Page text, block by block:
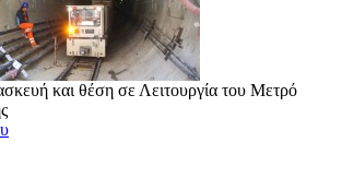
και θέση σε Λειτουργία του Μετρό